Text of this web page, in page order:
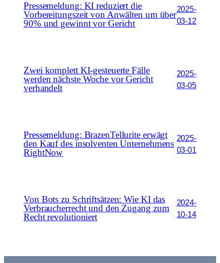
Pressemeldung: KI reduziert die
Vorbereitungszeit von Anwälten um über
90% und gewinnt vor Gericht
2025-
03-12
Zwei komplett KI-gesteuerte Fälle
werden nächste Woche vor Gericht
verhandelt
2025-
03-05
Pressemeldung: BrazenTellurite erwägt
den Kauf des insolventen Unternehmens
RightNow
2025-
03-01
Von Bots zu Schriftsätzen: Wie KI das
Verbraucherrecht und den Zugang zum
Recht revolutioniert
2024-
10-14